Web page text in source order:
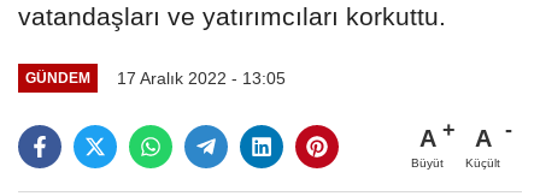
vatandaşları ve yatırımcıları korkuttu.
GÜNDEM 17 Aralık 2022 - 13:05
A
Büyüt
A
Küçült